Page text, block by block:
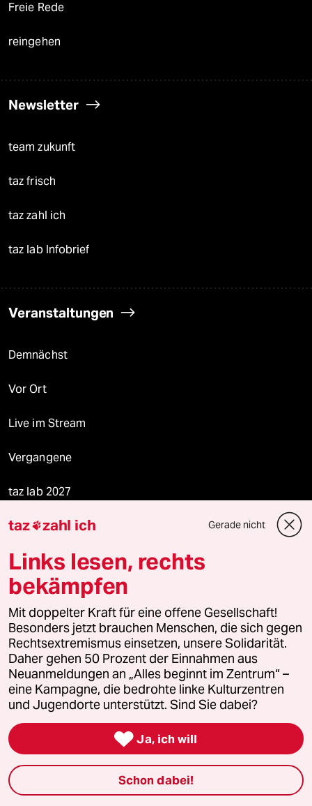
Freie Rede
reingehen
Newsletter
team zukunft
taz frisch
taz zahl ich
taz lab Infobrief
Veranstaltungen
Demnächst
Vor Ort
Live im Stream
Vergangene
taz lab 2027
Mehr taz Lesestoff
taz FUTURZWEI
Le Monde diplomatique
taz Archiv
Mehr taz Angebote
taz zahl ich Gerade nicht
Links lesen, rechts
bekämpfen
Mit doppelter Kraft für eine offene Gesellschaft!
Besonders jetzt brauchen Menschen, die sich gegen
Rechtsextremismus einsetzen, unsere Solidarität.
Daher gehen 50 Prozent der Einnahmen aus
Neuanmeldungen an „Alles beginnt im Zentrum“ –
eine Kampagne, die bedrohte linke Kulturzentren
und Jugendorte unterstützt. Sind Sie dabei?
 Ja, ich will
Schon dabei!